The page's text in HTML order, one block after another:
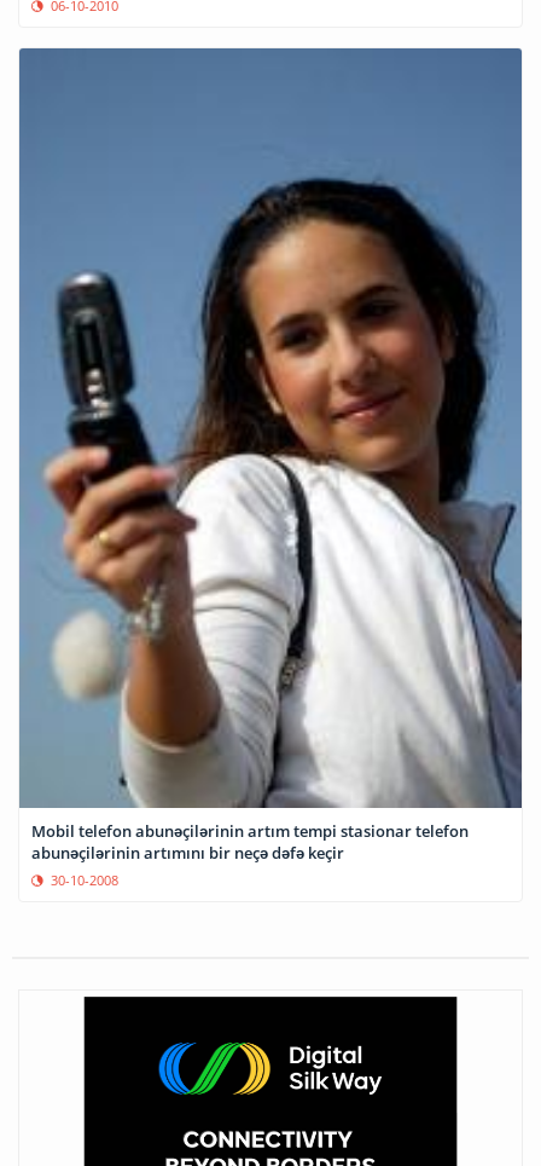
06-10-2010
Mobil telefon abunəçilərinin artım tempi stasionar telefon
abunəçilərinin artımını bir neçə dəfə keçir
30-10-2008